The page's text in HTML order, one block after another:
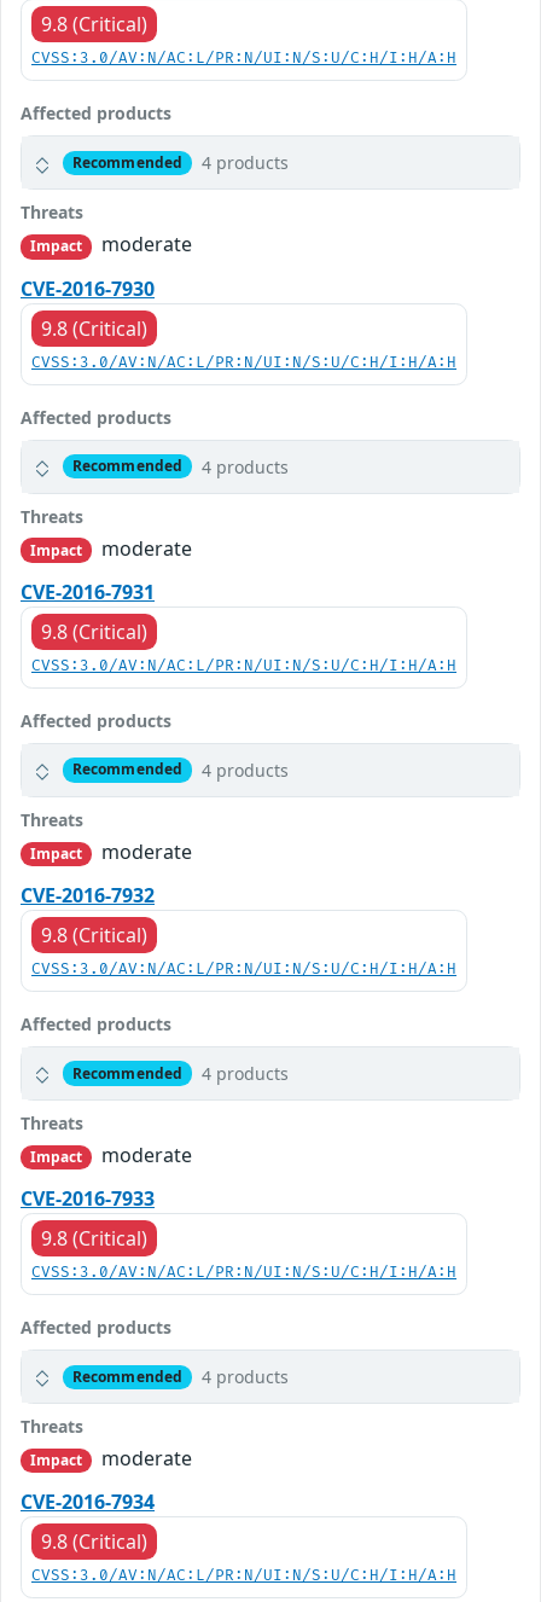
9.8 (Critical)
CVSS:3.0/AV:N/AC:L/PR:N/UI:N/S:U/C:H/I:H/A:H
Affected products
Recommended 4 products
Threats
Impact
moderate
CVE-2016-7930
9.8 (Critical)
CVSS:3.0/AV:N/AC:L/PR:N/UI:N/S:U/C:H/I:H/A:H
Affected products
Recommended 4 products
Threats
Impact
moderate
CVE-2016-7931
9.8 (Critical)
CVSS:3.0/AV:N/AC:L/PR:N/UI:N/S:U/C:H/I:H/A:H
Affected products
Recommended 4 products
Threats
Impact
moderate
CVE-2016-7932
9.8 (Critical)
CVSS:3.0/AV:N/AC:L/PR:N/UI:N/S:U/C:H/I:H/A:H
Affected products
Recommended 4 products
Threats
Impact
moderate
CVE-2016-7933
9.8 (Critical)
CVSS:3.0/AV:N/AC:L/PR:N/UI:N/S:U/C:H/I:H/A:H
Affected products
Recommended 4 products
Threats
Impact
moderate
CVE-2016-7934
9.8 (Critical)
CVSS:3.0/AV:N/AC:L/PR:N/UI:N/S:U/C:H/I:H/A:H